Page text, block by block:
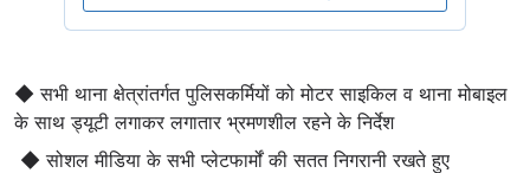
◆ सभी थाना क्षेत्रांतर्गत पुलिसकर्मियों को मोटर साइकिल व थाना मोबाइल
के साथ ड्यूटी लगाकर लगातार भ्रमणशील रहने के निर्देश
◆ सोशल मीडिया के सभी प्लेटफार्मों की सतत निगरानी रखते हुए